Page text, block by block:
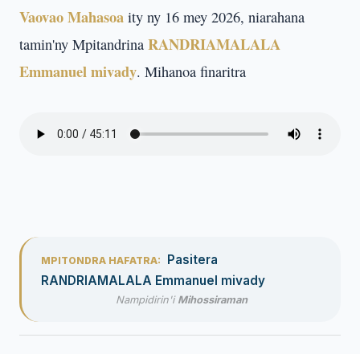
Vaovao Mahasoa ity ny 16 mey 2026, niarahana
tamin'ny Mpitandrina RANDRIAMALALA
Emmanuel mivady. Mihanoa finaritra
MPITONDRA HAFATRA:
Pasitera
RANDRIAMALALA Emmanuel mivady
Nampidirin'i Mihossiraman